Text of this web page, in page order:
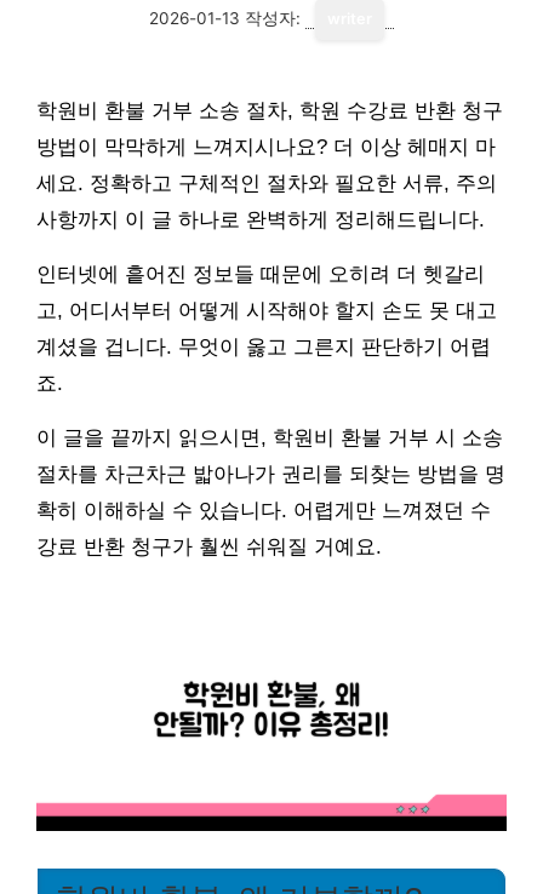
2026-01-13 작성자:
학원비 환불 거부 소송 절차, 학원 수강료 반환 청구
방법이 막막하게 느껴지시나요? 더 이상 헤매지 마
세요. 정확하고 구체적인 절차와 필요한 서류, 주의
사항까지 이 글 하나로 완벽하게 정리해드립니다.
인터넷에 흩어진 정보들 때문에 오히려 더 헷갈리
고, 어디서부터 어떻게 시작해야 할지 손도 못 대고
계셨을 겁니다. 무엇이 옳고 그른지 판단하기 어렵
죠.
이 글을 끝까지 읽으시면, 학원비 환불 거부 시 소송
절차를 차근차근 밟아나가 권리를 되찾는 방법을 명
확히 이해하실 수 있습니다. 어렵게만 느껴졌던 수
강료 반환 청구가 훨씬 쉬워질 거예요.